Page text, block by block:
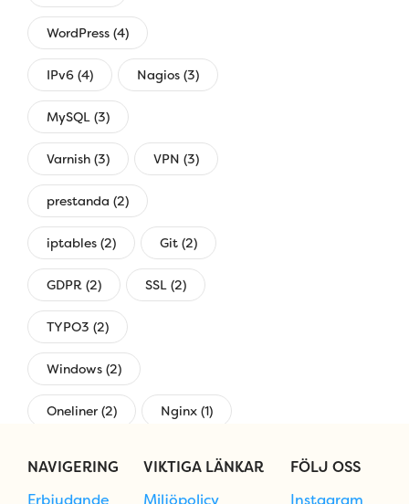
WordPress (4)
IPv6 (4) Nagios (3)
MySQL (3)
Varnish (3) VPN (3)
prestanda (2)
iptables (2) Git (2)
GDPR (2) SSL (2)
TYPO3 (2)
Windows (2)
Oneliner (2) Nginx (1)
NAVIGERING
Erbjudande
VIKTIGA LÄNKAR
Miljöpolicy
FÖLJ OSS
Instagram